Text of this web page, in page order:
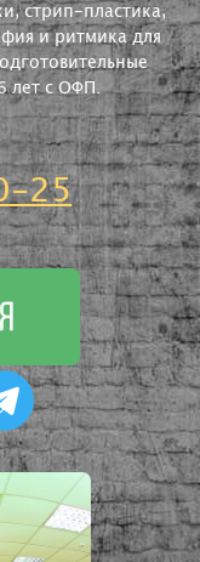
стрип-пластика,
и ритмика для
лет с ОФП.
25